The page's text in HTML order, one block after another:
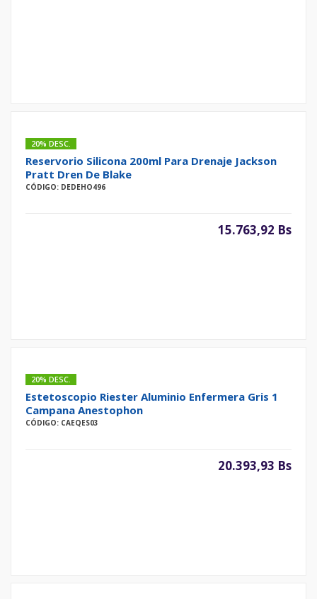
20% DESC.
Reservorio Silicona 200ml Para Drenaje Jackson
Pratt Dren De Blake
CÓDIGO: DEDEHO496
15.763,92 Bs
20% DESC.
Estetoscopio Riester Aluminio Enfermera Gris 1
Campana Anestophon
CÓDIGO: CAEQES03
20.393,93 Bs